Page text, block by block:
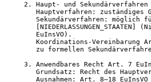
2. Haupt- und
Hauptverfahren: zuständiges
Sekundärverfahren: möglich
[NIEDERLASSUNGEN_STAATEN]
   EuInsVO).
Koordinations-Vereinbarung
zu formellen
3. Anwendbares Recht Art. 7
Grundsatz: Recht des
Ausnahmen: Art. 8–18